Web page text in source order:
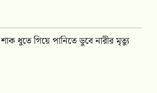
শাক ধুতে গিয়ে পানিতে ডুবে নারীর মৃত্যু